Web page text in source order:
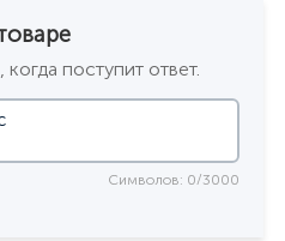
поступит ответ.
Символов: 0/3000